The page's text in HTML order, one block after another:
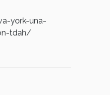
york-una-
tdah/